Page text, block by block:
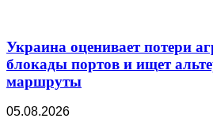
Украина оценивает потери
блокады портов и ищет
маршруты
05.08.2026